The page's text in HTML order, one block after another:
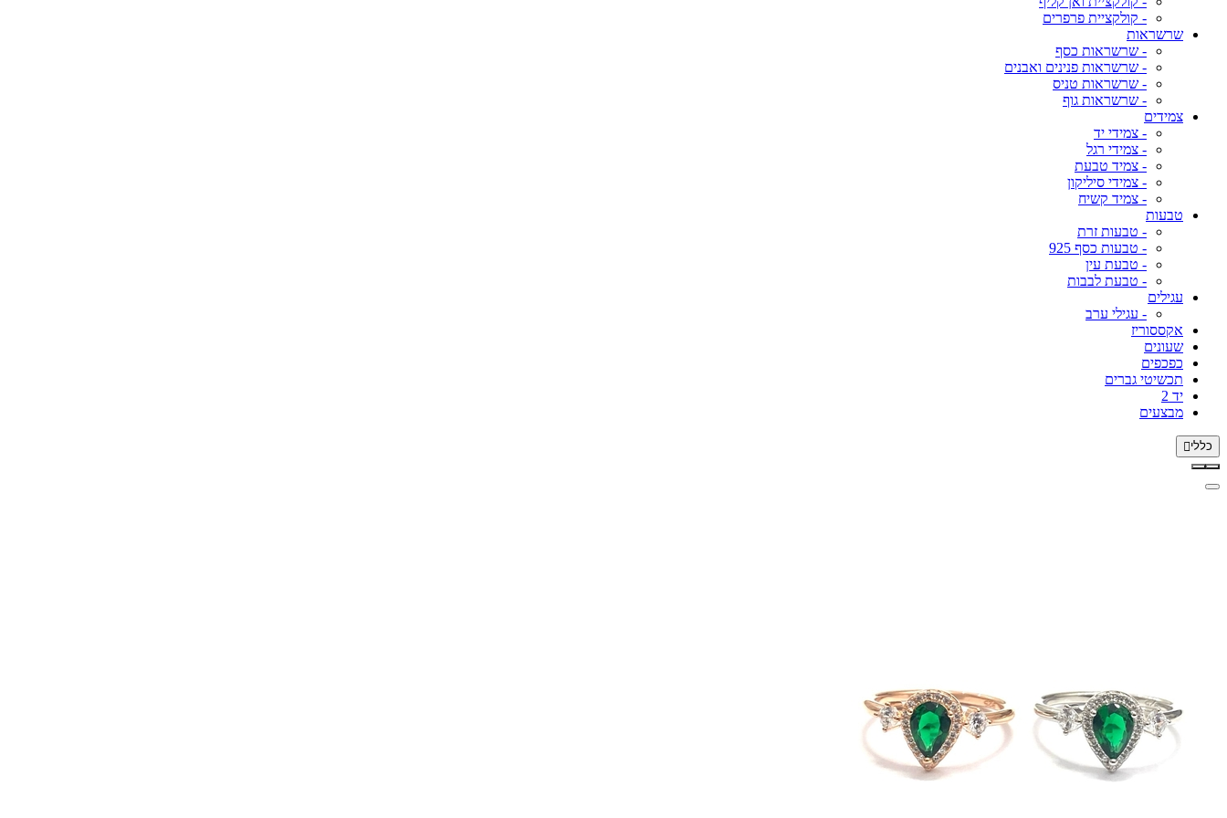
- קולקציית פרפרים
שרשראות
- שרשראות כסף
- שרשראות פנינים ואבנים
- שרשראות טניס
- שרשראות גוף
צמידים
- צמידי יד
- צמידי רגל
- צמיד טבעת
- צמידי סיליקון
- צמיד קשיח
טבעות
- טבעות זרת
- טבעות כסף 925
- טבעת עין
- טבעת לבבות
עגילים
- עגילי ערב
אקססוריז
שעונים
כפכפים
תכשיטי גברים
יד 2
מבצעים
כללי